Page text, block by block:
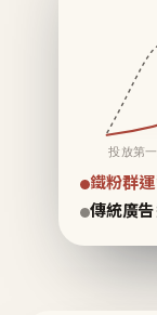
投放第
鐵粉群
傳統廣